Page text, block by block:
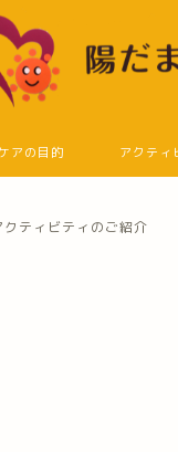
アの目的 アクティ
クティビティのご紹介